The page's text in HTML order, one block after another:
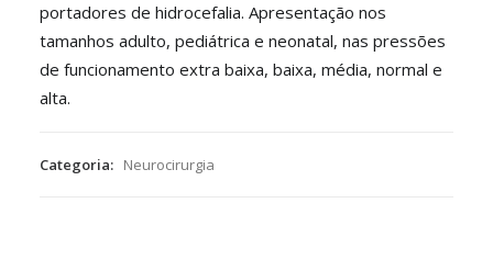
portadores de hidrocefalia. Apresentação nos
tamanhos adulto, pediátrica e neonatal, nas pressões
de funcionamento extra baixa, baixa, média, normal e
alta.
Categoria: Neurocirurgia